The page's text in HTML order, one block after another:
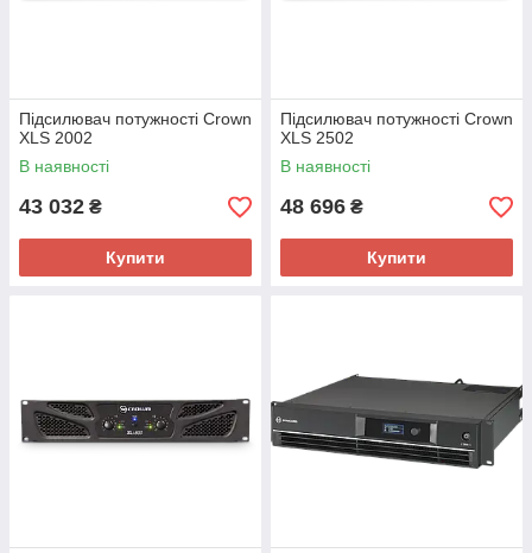
Підсилювач потужності Crown
XLS 2002
В наявності
43 032 ₴
Купити
Підсилювач потужності Crown
XLS 2502
В наявності
48 696 ₴
Купити